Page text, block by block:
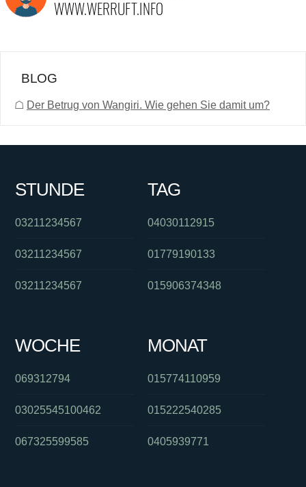
BLOG
☖ Der Betrug von Wangiri. Wie gehen Sie damit um?
STUNDE
03211234567
03211234567
03211234567
TAG
04030112915
01779190133
015906374348
WOCHE
069312794
03025545100462
067325599585
MONAT
015774110959
015222540285
0405939771